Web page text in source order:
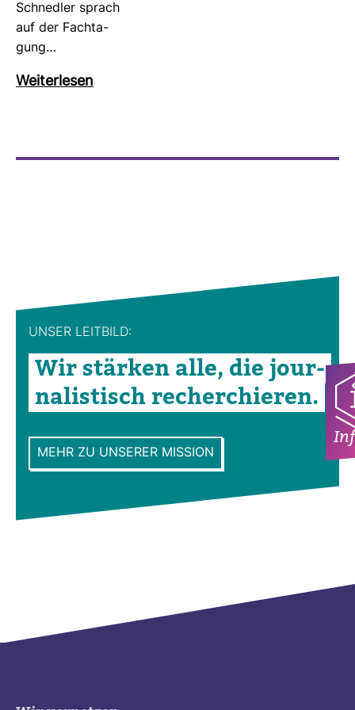
Schnedler sprach
auf der Fach­ta­
gung…
Wei­ter­lesen
UNSER LEIT­BILD:
Wir stärken alle, die jour­
na­lis­tisch recher­chieren.
MEHR ZU UNSERER MISSION